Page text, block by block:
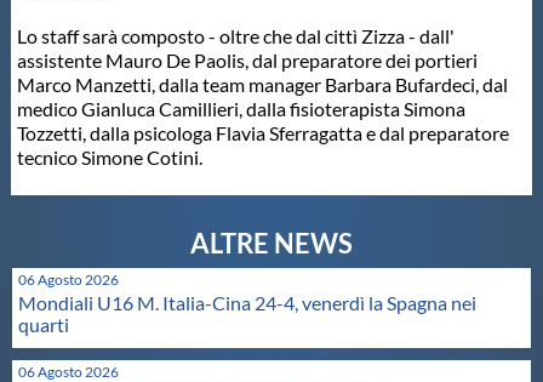
Propaganda
Centri Federali
Area Legislativa
Protezione Civile
Qualità
Lo staff sarà composto - oltre che dal cittì Zizza - dall'
assistente Mauro De Paolis, dal preparatore dei portieri
Marco Manzetti, dalla team manager Barbara Bufardeci, dal
medico Gianluca Camillieri, dalla fisioterapista Simona
Tozzetti, dalla psicologa Flavia Sferragatta e dal preparatore
tecnico Simone Cotini.
06 Agosto 2026
Mondiali U16 M. Italia-Cina 24-4, venerdì la Spagna nei
quarti
06 Agosto 2026